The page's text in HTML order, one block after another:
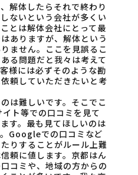
解体したらそれで終わり
ないという会社が多くい
とは解体会社にとって最
ありますが、解体という
ません。ここを見誤るこ
る問題だと我々は考えて
様には必ずそのような勘
頼していただきたいと考
は難しいです。そこでこ
ト等での口コミを見て
す。最も見てほしいのは
Googleでの口コミなど
りすることがルール上難
頼に値します。京都はん
コミや、地域の方からの